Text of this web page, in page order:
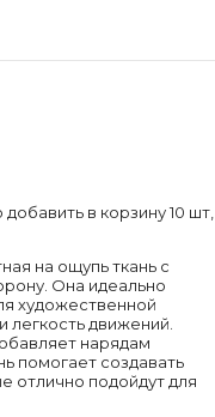
в корзину 10 шт,
на ощупь ткань с
Она идеально
художественной
легкость движений.
нарядам
помогает создавать
отлично подойдут для